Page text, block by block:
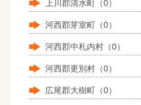
上川郡清水町（0）
河西郡芽室町（0）
河西郡中札内村（0）
河西郡更別村（0）
広尾郡大樹町（0）